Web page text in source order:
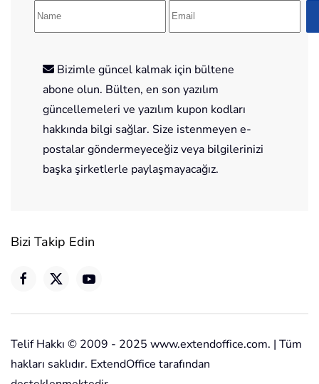
Bizimle güncel kalmak için bültene
abone olun. Bülten, en son yazılım
güncellemeleri ve yazılım kupon kodları
hakkında bilgi sağlar. Size istenmeyen e-
postalar göndermeyeceğiz veya bilgilerinizi
başka şirketlerle paylaşmayacağız.
Bizi Takip Edin
Telif Hakkı © 2009 - 2025 www.extendoffice.com. | Tüm
hakları saklıdır. ExtendOffice tarafından